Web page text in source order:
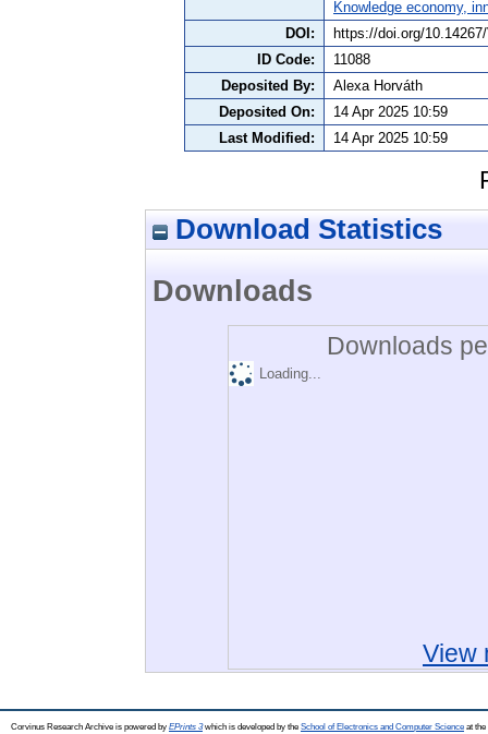
Knowledge economy,
DOI:
https://doi.org/
ID Code:
11088
Deposited By:
Alexa Horváth
Deposited On:
14 Apr 2025 10:59
Last Modified:
14 Apr 2025 10:59
Download Statistics
Downloads
Downloads
Loading...
View
Corvinus Research Archive is powered by EPrints 3which is developed by the School of Electronics and Computer Science at